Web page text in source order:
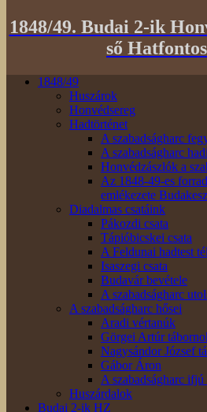
1848/49. Budai 2-ik
ső
1848/49
Huszárok
Honvédsereg
Hadtörténet
A szabadságharc
A szabadságharc
Honvédzászlók a
Az 1848-49-es
emlékezete
Diadalmas csatáink
Pákozdi csata
Tápióbicskei csata
A Feldunai hadtest
Isaszegi csata
Budavár bevétele
A szabadságharc
A szabadságharc hősei
Aradi vértanúk
Görgei Artúr
Nagysándor József
Gábor Áron
A szabadságharc ifjú
Huszárdalok
Budai 2-ik HZ